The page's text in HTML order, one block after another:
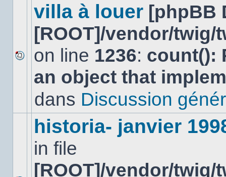
Aucun
nouveau
message
sujet.
villa à louer [phpBB
[ROOT]/vendor/
on line 1236: count():
an object that
dans Discussion
historia- janvier
in file
[ROOT]/vendor/